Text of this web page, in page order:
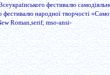
фестивалю
фестивалю народної творчості
Roman,serif; mso-ansi-